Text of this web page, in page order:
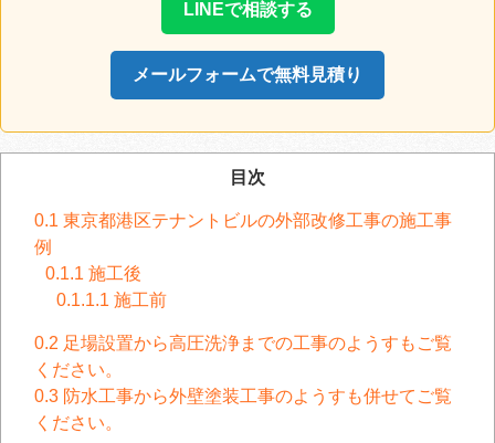
LINEで相談する
メールフォームで無料見積り
目次
0.1 東京都港区テナントビルの外部改修工事の施工事
例
0.1.1 施工後
0.1.1.1 施工前
0.2 足場設置から高圧洗浄までの工事のようすもご覧
ください。
0.3 防水工事から外壁塗装工事のようすも併せてご覧
ください。